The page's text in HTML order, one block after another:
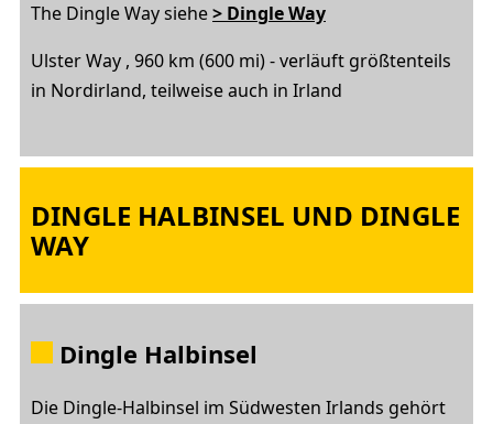
The Dingle Way siehe> Dingle Way
Ulster Way , 960 km (600 mi) - verläuft größtenteils
in Nordirland, teilweise auch in Irland
DINGLE HALBINSEL UND DINGLE
WAY
Dingle Halbinsel
Die Dingle-Halbinsel im Südwesten Irlands gehört